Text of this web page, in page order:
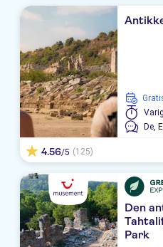
ROBINSON Nobilis
Limak Arcadia Sport Resort
Crystal Waterworld Resort
Kempinski Hotel The Dome
TUI Magic Life Belek
Papillon Belvil
Paloma Sencia
Adam&Eve
Sueno Hotels Golf Belek
De,
4.56/5 (125)
Den
Park